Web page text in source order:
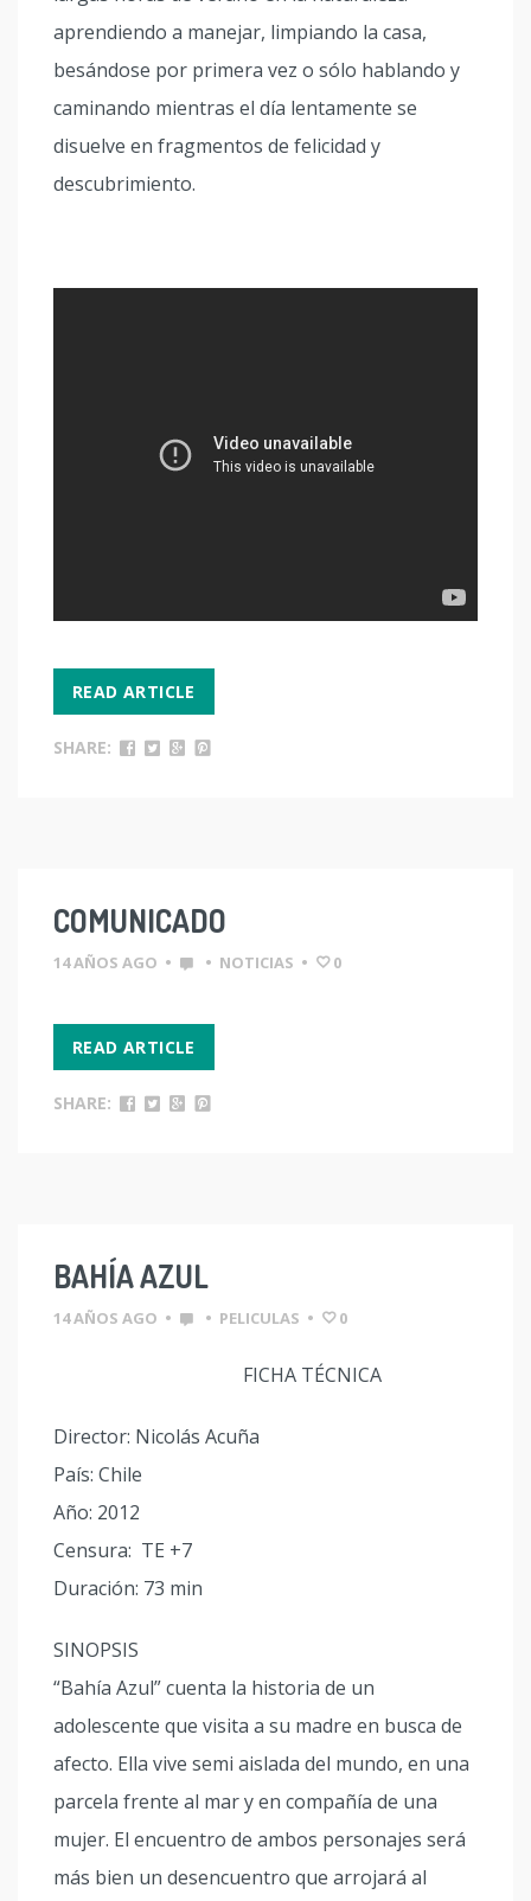
aprendiendo a manejar, limpiando la casa,
besándose por primera vez o sólo hablando y
caminando mientras el día lentamente se
disuelve en fragmentos de felicidad y
descubrimiento.
READ ARTICLE
SHARE:
COMUNICADO
14 AÑOS AGO • • NOTICIAS • 0
READ ARTICLE
SHARE:
BAHÍA AZUL
14 AÑOS AGO • • PELICULAS • 0
FICHA TÉCNICA
Director: Nicolás Acuña
País: Chile
Año: 2012
Censura: TE +7
Duración: 73 min
SINOPSIS
“Bahía Azul” cuenta la historia de un
adolescente que visita a su madre en busca de
afecto. Ella vive semi aislada del mundo, en una
parcela frente al mar y en compañía de una
mujer. El encuentro de ambos personajes será
más bien un desencuentro que arrojará al